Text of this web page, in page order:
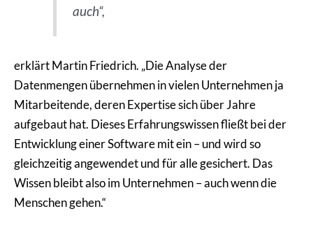
auch“,
erklärt Martin Friedrich. „Die Analyse der
Datenmengen übernehmen in vielen Unternehmen ja
Mitarbeitende, deren Expertise sich über Jahre
aufgebaut hat. Dieses Erfahrungswissen fließt bei der
Entwicklung einer Software mit ein – und wird so
gleichzeitig angewendet und für alle gesichert. Das
Wissen bleibt also im Unternehmen – auch wenn die
Menschen gehen.“